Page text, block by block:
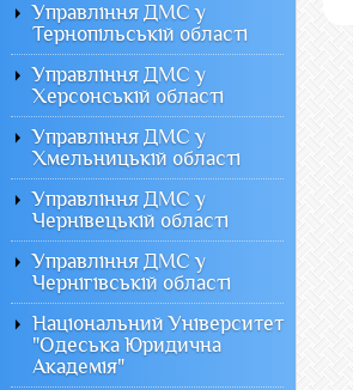
Управління ДМС у
Тернопільській області
Управління ДМС у
Херсонській області
Управління ДМС у
Хмельницькій області
Управління ДМС у
Чернівецькій області
Управління ДМС у
Чернігівській області
Національний Університет
"Одеська Юридична
Академія"